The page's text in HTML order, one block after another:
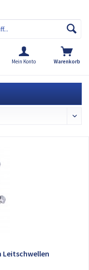
Warenkorb
Mein Konto
Leitschwellen